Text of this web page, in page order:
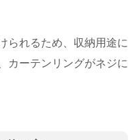
られるため、収納用途に
カーテンリングがネジに